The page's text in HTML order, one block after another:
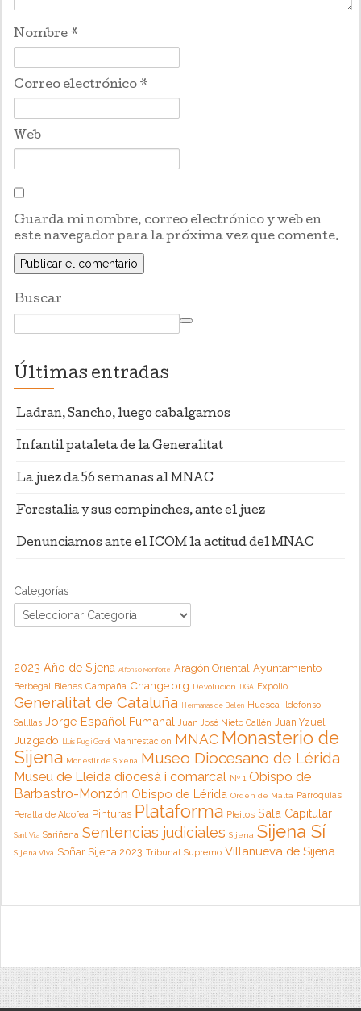
Nombre *
Correo electrónico *
Web
Guarda mi nombre, correo electrónico y web en
este navegador para la próxima vez que comente.
Buscar
Últimas entradas
Ladran, Sancho, luego cabalgamos
Infantil pataleta de la Generalitat
La juez da 56 semanas al MNAC
Forestalia y sus compinches, ante el juez
Denunciamos ante el ICOM la actitud del MNAC
Categorías
2023 Año de Sijena Alfonso Monforte Aragón Oriental Ayuntamiento
Berbegal Bienes Campaña Change.org Devolución DGA Expolio
Generalitat de Cataluña Hermanas de Belén Huesca Ildefonso
Sallllas Jorge Español Fumanal Juan José Nieto Callén Juan Yzuel
Juzgado Lluis Puig i Gordi Manifestación MNAC Monasterio de
Sijena Monestir de Sixena Museo Diocesano de Lérida
Museu de Lleida diocesà i comarcal Nº 1 Obispo de
Barbastro-Monzón Obispo de Lérida Orden de Malta Parroquias
Peralta de Alcofea Pinturas Plataforma Pleitos Sala Capitular
Santi Vila Sariñena Sentencias judiciales Sijena Sijena Sí
Sijena Viva Soñar Sijena 2023 Tribunal Supremo Villanueva de Sijena